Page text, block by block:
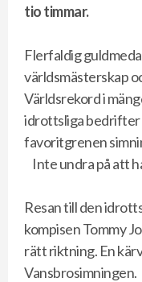
tio timmar.
Flerfaldig
världsmästerskap
Världsrekord i
idrottsliga bedrifter
favoritgrenen
Inte undra på att
Resan till den
kompisen Tommy
rätt riktning. En
Vansbrosimningen.